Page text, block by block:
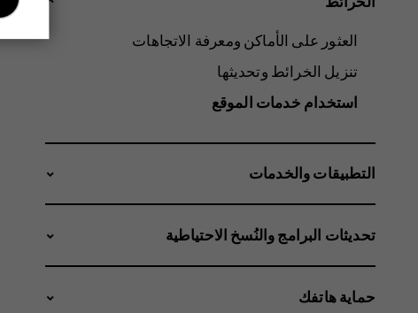
العثور على الأماكن ومعرفة الاتجاهات
تنزيل الخرائط وتحديثها
استخدام خدمات الموقع
التطبيقات والخدمات
تحديثات البرامج والنُسخ الاحتياطية
حماية هاتفك